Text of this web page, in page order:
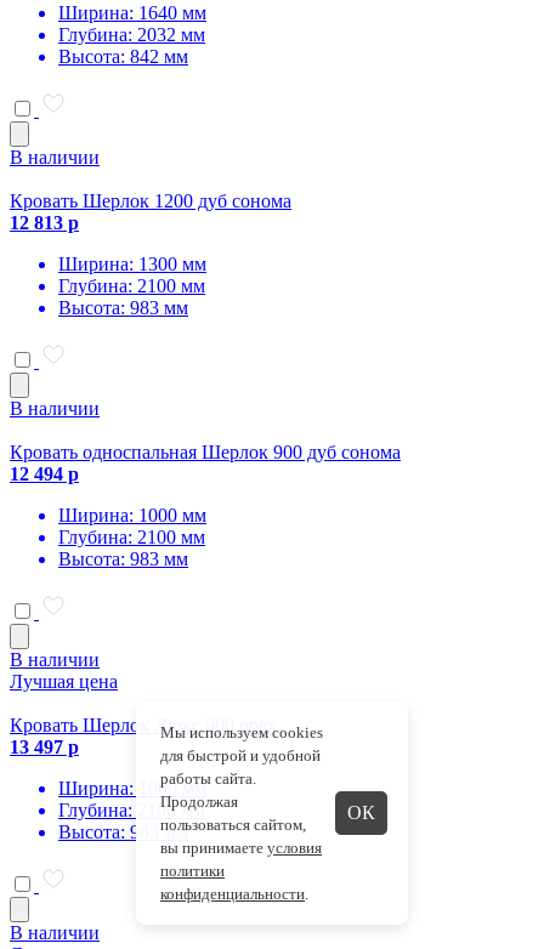
Ширина: 1640 мм
Глубина: 2032 мм
Высота: 842 мм
В наличии
Кровать Шерлок 1200 дуб сонома
12 813 р
Ширина: 1300 мм
Глубина: 2100 мм
Высота: 983 мм
В наличии
Кровать односпальная Шерлок 900 дуб сонома
12 494 р
Ширина: 1000 мм
Глубина: 2100 мм
Высота: 983 мм
В наличии
Лучшая цена
Кровать Шерлок Люкс 900 орех
13 497 р
Ширина: 1000 мм
Глубина: 2100 мм
Высота: 983 мм
В наличии
Мы используем cookies
для быстрой и удобной
работы сайта.
Продолжая
пользоваться сайтом,
вы принимаете условия
политики
конфиденциальности.
ОК